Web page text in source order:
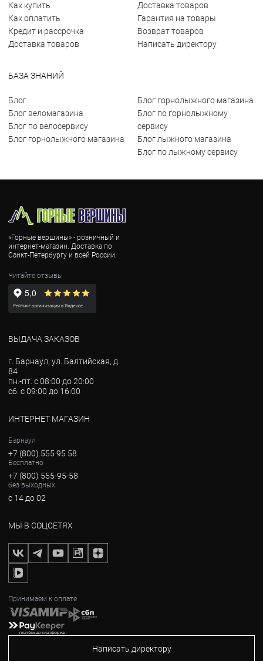
Как купить
Как оплатить
Кредит и рассрочка
Доставка товаров
Доставка товаров
Гарантия на товары
Возврат товаров
Написать директору
БАЗА ЗНАНИЙ
Блог
Блог веломагазина
Блог по велосервису
Блог горнолыжного магазина
Блог горнолыжного магазина
Блог по горнолыжному
сервису
Блог лыжного магазина
Блог по лыжному сервису
«Горные вершины» - розничный и
интернет-магазин. Доставка по
Санкт-Петербургу и всей России.
Читайте отзывы
ВЫДАЧА ЗАКАЗОВ
г. Барнаул, ул. Балтийская, д.
84
пн.-пт. с 08:00 до 20:00
сб. с 09:00 до 16:00
ИНТЕРНЕТ МАГАЗИН
Барнаул
+7 (800) 555 95 58
Бесплатно
+7 (800) 555-95-58
без выходных
с 14 до 02
МЫ В СОЦСЕТЯХ
Принимаем к оплате
Написать директору